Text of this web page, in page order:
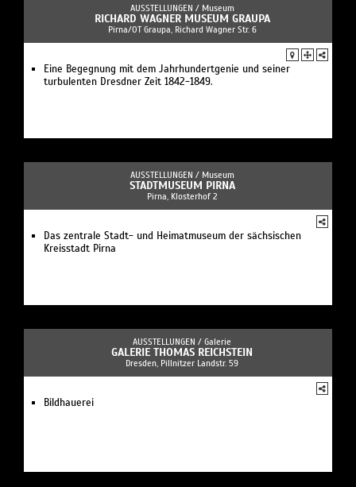
AUSSTELLUNGEN / Museum
RICHARD WAGNER MUSEUM GRAUPA
Pirna/OT Graupa, Richard Wagner Str. 6
Eine Begegnung mit dem Jahrhundertgenie und seiner
turbulenten Dresdner Zeit 1842-1849.
AUSSTELLUNGEN / Museum
STADTMUSEUM PIRNA
Pirna, Klosterhof 2
Das zentrale Stadt- und Heimatmuseum der sächsischen
Kreisstadt Pirna
AUSSTELLUNGEN / Galerie
GALERIE THOMAS REICHSTEIN
Dresden, Pillnitzer Landstr. 59
Bildhauerei